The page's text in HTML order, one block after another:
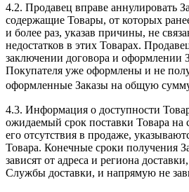
4.2. Продавец вправе аннулировать
содержащие Товары, от которых
и более раз, указав причины, не
недостатков в этих Товарах.
заключении договора и оформлении
Покупателя уже оформлены и не
оформленные Заказы на общую
4.3. Информация о доступности
ожидаемый срок поставки Товара на
его отсутствия в продаже,
Товара. Конечные сроки получения
зависят от адреса и региона
Службы доставки, и напрямую не